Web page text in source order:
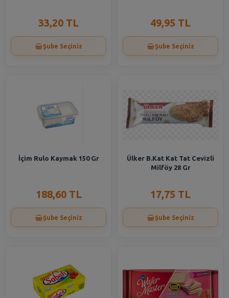
33,20 TL
Şube Seçiniz
49,95 TL
Şube Seçiniz
İçim Rulo Kaymak 150 Gr
188,60 TL
Şube Seçiniz
Ülker B.Kat Kat Tat Cevizli
Milföy 28 Gr
17,75 TL
Şube Seçiniz